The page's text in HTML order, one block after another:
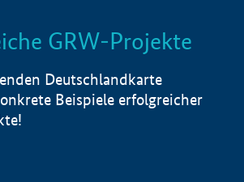
Info
GRW-Projekte
Deutschlandkarte
Beispiele erfolgreicher